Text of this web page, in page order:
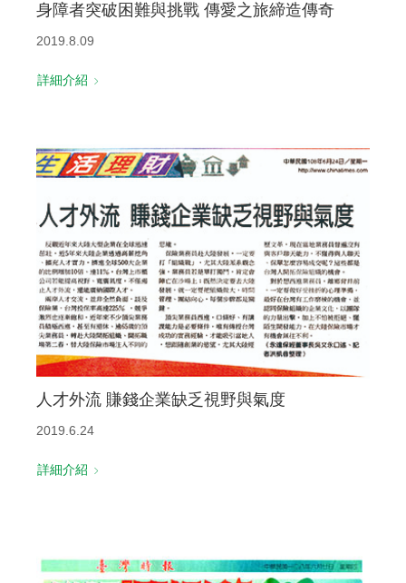
身障者突破困難與挑戰 傳愛之旅締造傳奇
2019.8.09
詳細介紹
人才外流 賺錢企業缺乏視野與氣度
2019.6.24
詳細介紹